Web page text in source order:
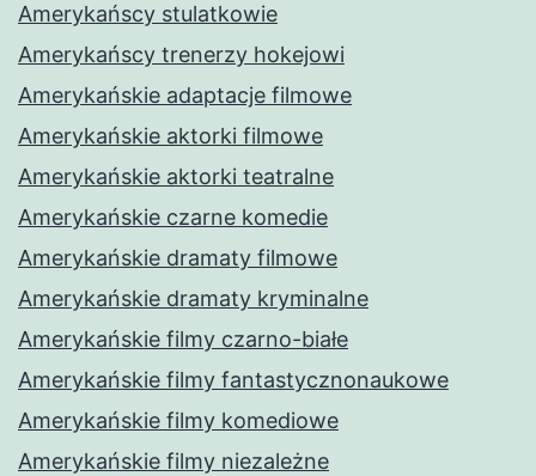
Amerykańscy stulatkowie
Amerykańscy trenerzy hokejowi
Amerykańskie adaptacje filmowe
Amerykańskie aktorki filmowe
Amerykańskie aktorki teatralne
Amerykańskie czarne komedie
Amerykańskie dramaty filmowe
Amerykańskie dramaty kryminalne
Amerykańskie filmy czarno-białe
Amerykańskie filmy fantastycznonaukowe
Amerykańskie filmy komediowe
Amerykańskie filmy niezależne